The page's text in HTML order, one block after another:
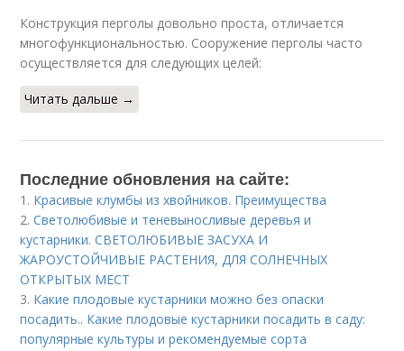
Конструкция перголы довольно проста, отличается
многофункциональностью. Сооружение перголы часто
осуществляется для следующих целей:
Читать дальше →
Последние обновления на сайте:
1. Красивые клумбы из хвойников. Преимущества
2.Светолюбивые и теневыносливые деревья и
кустарники. СВЕТОЛЮБИВЫЕ ЗАСУХА И
ЖАРОУСТОЙЧИВЫЕ РАСТЕНИЯ, ДЛЯ СОЛНЕЧНЫХ
ОТКРЫТЫХ МЕСТ
3. Какие плодовые кустарники можно без опаски
посадить.. Какие плодовые кустарники посадить в саду:
популярные культуры и рекомендуемые сорта